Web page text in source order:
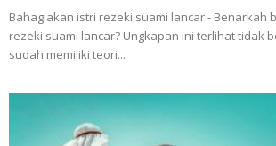
Bahagiakan istri rezeki suami lancar - Benarkah
rezeki suami lancar? Ungkapan ini terlihat tidak
sudah memiliki teori...